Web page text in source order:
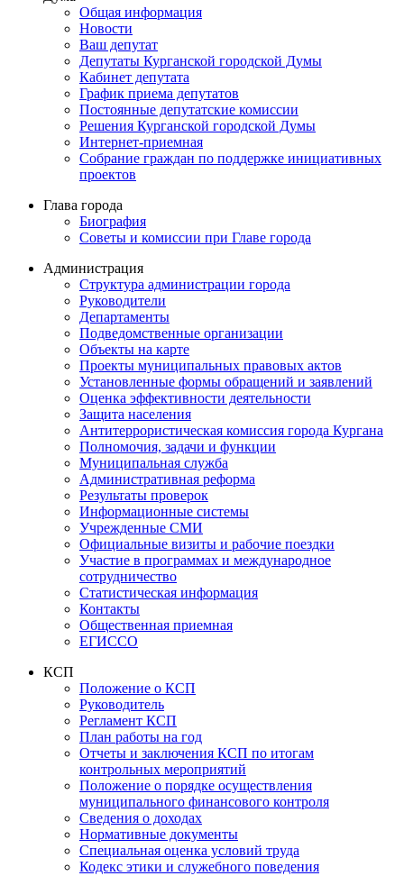
Общая информация
Новости
Ваш депутат
Депутаты Курганской городской Думы
Кабинет депутата
График приема депутатов
Постоянные депутатские комиссии
Решения Курганской городской Думы
Интернет-приемная
Собрание граждан по поддержке инициативных
проектов
Глава города
Биография
Советы и комиссии при Главе города
Администрация
Структура администрации города
Руководители
Департаменты
Подведомственные организации
Объекты на карте
Проекты муниципальных правовых актов
Установленные формы обращений и заявлений
Оценка эффективности деятельности
Защита населения
Антитеррористическая комиссия города Кургана
Полномочия, задачи и функции
Муниципальная служба
Административная реформа
Результаты проверок
Информационные системы
Учрежденные СМИ
Официальные визиты и рабочие поездки
Участие в программах и международное
сотрудничество
Статистическая информация
Контакты
Общественная приемная
ЕГИССО
КСП
Положение о КСП
Руководитель
Регламент КСП
План работы на год
Отчеты и заключения КСП по итогам
контрольных мероприятий
Положение о порядке осуществления
муниципального финансового контроля
Сведения о доходах
Нормативные документы
Специальная оценка условий труда
Кодекс этики и служебного поведения